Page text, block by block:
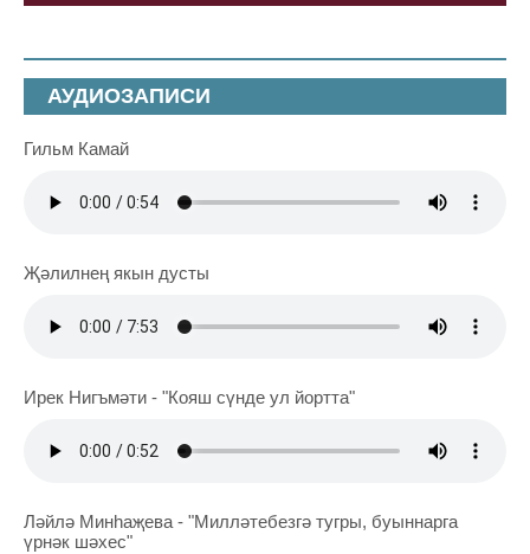
АУДИОЗАПИСИ
Гильм Камай
Җәлилнең якын дусты
Ирек Нигъмәти - "Кояш сүнде ул йортта"
Ләйлә Минһаҗева - "Милләтебезгә тугры, буыннарга
үрнәк шәхес"